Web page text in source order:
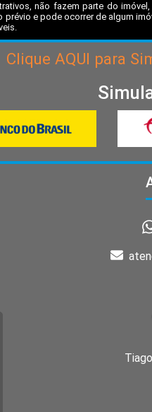
não fazem parte do
e pode ocorrer de algum
Clique AQUI para